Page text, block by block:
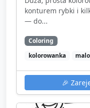
konturem rybki i
— do...
Coloring
kolorowanka
🎉